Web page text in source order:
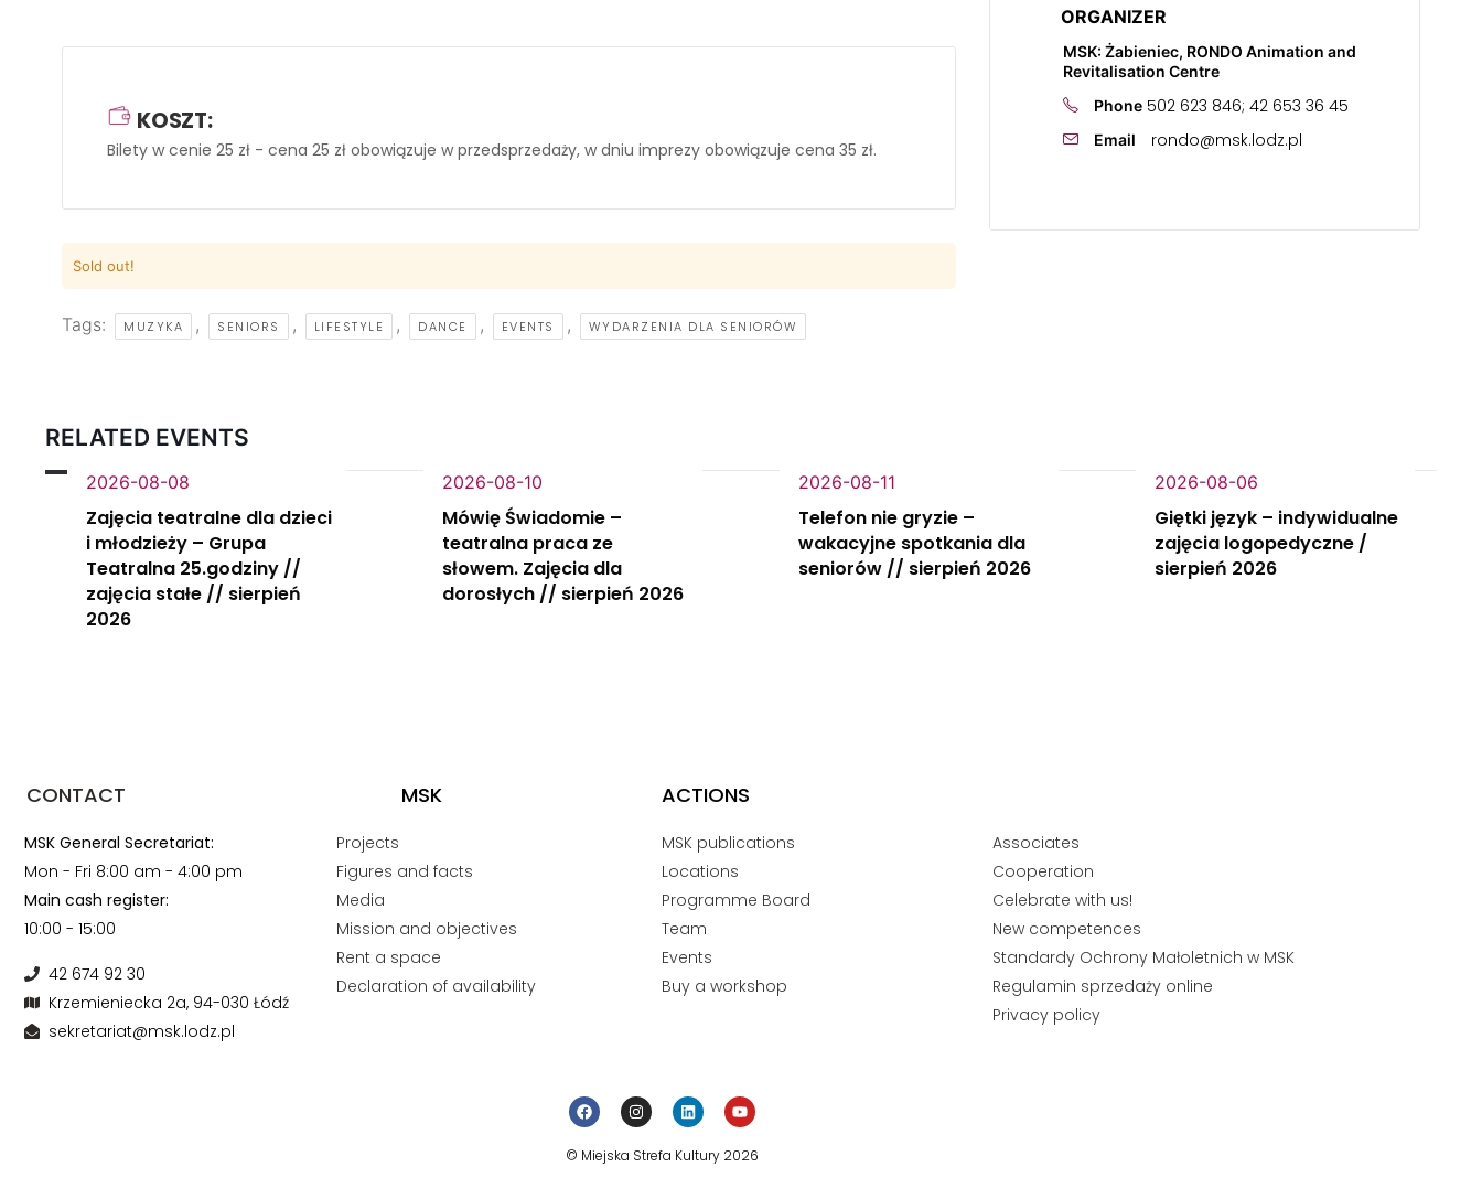
KOSZT:
Bilety w cenie 25 zł - cena 25 zł obowiązuje w przedsprzedaży, w dniu imprezy obowiązuje cena 35 zł.
Sold out!
Tags: MUZYKA , SENIORS , LIFESTYLE , DANCE , EVENTS , WYDARZENIA DLA SENIORÓW
ORGANIZER
MSK: Żabieniec, RONDO Animation and
Revitalisation Centre
Phone 502 623 846; 42 653 36 45
Email rondo@msk.lodz.pl
RELATED EVENTS
2026-08-08
Zajęcia teatralne dla dzieci
i młodzieży – Grupa
Teatralna 25.godziny //
zajęcia stałe // sierpień
2026
2026-08-10
Mówię Świadomie –
teatralna praca ze
słowem. Zajęcia dla
dorosłych // sierpień 2026
2026-08-11
Telefon nie gryzie –
wakacyjne spotkania dla
seniorów // sierpień 2026
2026-08-06
Giętki język – indywidualne
zajęcia logopedyczne /
sierpień 2026
CONTACT MSK ACTIONS
MSK General Secretariat:
Mon - Fri 8:00 am - 4:00 pm
Main cash register:
10:00 - 15:00
42 674 92 30
Krzemieniecka 2a, 94-030 Łódź
sekretariat@msk.lodz.pl
Projects
Figures and facts
Media
Mission and objectives
Rent a space
Declaration of availability
MSK publications
Locations
Programme Board
Team
Events
Buy a workshop
Associates
Cooperation
Celebrate with us!
New competences
Standardy Ochrony Małoletnich w MSK
Regulamin sprzedaży online
Privacy policy
© Miejska Strefa Kultury 2026